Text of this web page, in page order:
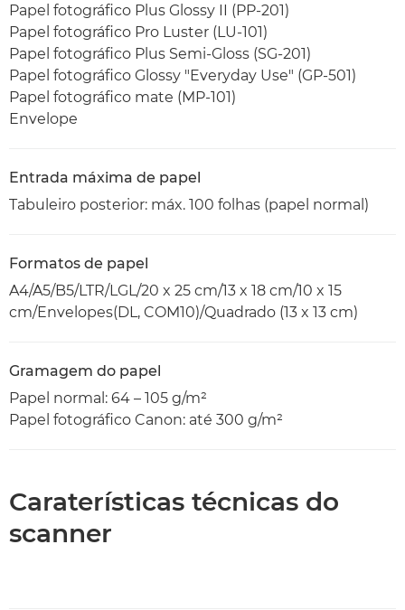
Papel fotográfico Plus Glossy II (PP-201)
Papel fotográfico Pro Luster (LU-101)
Papel fotográfico Plus Semi-Gloss (SG-201)
Papel fotográfico Glossy "Everyday Use" (GP-501)
Papel fotográfico mate (MP-101)
Envelope
Entrada máxima de papel
Tabuleiro posterior: máx. 100 folhas (papel normal)
Formatos de papel
A4/A5/B5/LTR/LGL/20 x 25 cm/13 x 18 cm/10 x 15
cm/Envelopes(DL, COM10)/Quadrado (13 x 13 cm)
Gramagem do papel
Papel normal: 64 – 105 g/m²
Papel fotográfico Canon: até 300 g/m²
Caraterísticas técnicas do
scanner